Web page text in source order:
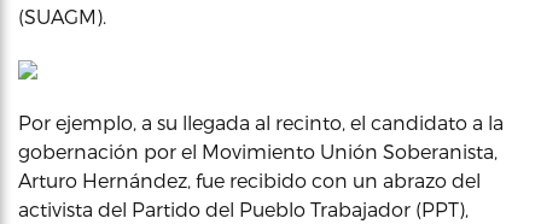
(SUAGM).
Por ejemplo, a su llegada al recinto, el candidato a la
gobernación por el Movimiento Unión Soberanista,
Arturo Hernández, fue recibido con un abrazo del
activista del Partido del Pueblo Trabajador (PPT),